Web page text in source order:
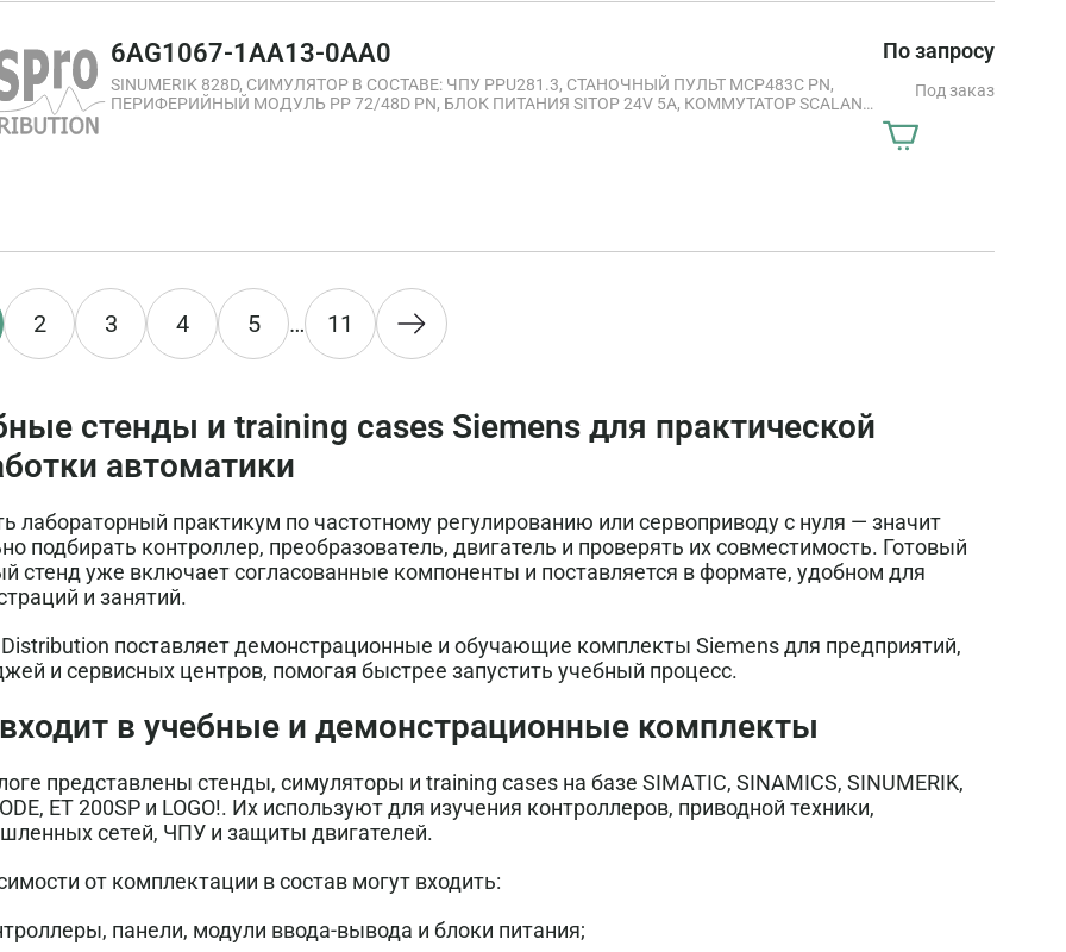
6AG1067-1AA13-0AA0
SINUMERIK 828D, СИМУЛЯТОР В СОСТАВЕ: ЧПУ PPU281.3, СТАНОЧНЫЙ ПУЛЬТ MCP483C PN,
ПЕРИФЕРИЙНЫЙ МОДУЛЬ PP 72/48D PN, БЛОК ПИТАНИЯ SITOP 24V 5A, КОММУТАТОР SCALANCE
По запросу
Под заказ
2 3 4 5 … 11
стенды и training cases Siemens для практической
автоматики
лабораторный практикум по частотному регулированию или сервоприводу с нуля — значит
подбирать контроллер, преобразователь, двигатель и проверять их совместимость. Готовый
стенд уже включает согласованные компоненты и поставляется в формате, удобном для
и занятий.
поставляет демонстрационные и обучающие комплекты Siemens для предприятий,
и сервисных центров, помогая быстрее запустить учебный процесс.
в учебные и демонстрационные комплекты
представлены стенды, симуляторы и training cases на базе SIMATIC, SINAMICS, SINUMERIK,
ET 200SP и LOGO!. Их используют для изучения контроллеров, приводной техники,
сетей, ЧПУ и защиты двигателей.
от комплектации в состав могут входить:
панели, модули ввода-вывода и блоки питания;